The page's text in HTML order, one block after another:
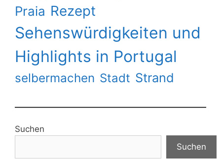
Praia Rezept
Sehenswürdigkeiten und
Highlights in Portugal
selbermachen Stadt Strand
Suchen
Suchen